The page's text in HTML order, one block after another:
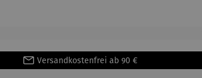
Versandkostenfrei ab 90 €